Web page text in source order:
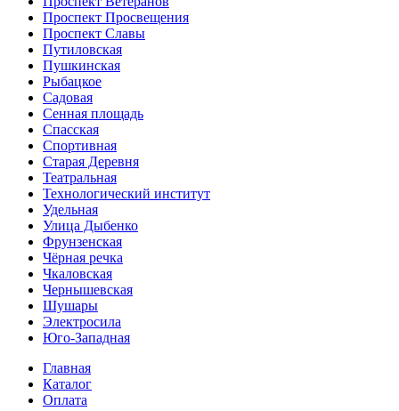
Проспект Просвещения
Проспект Славы
Путиловская
Пушкинская
Рыбацкое
Садовая
Сенная площадь
Спасская
Спортивная
Старая Деревня
Театральная
Технологический институт
Удельная
Улица Дыбенко
Фрунзенская
Чёрная речка
Чкаловская
Чернышевская
Шушары
Электросила
Юго-Западная
Главная
Каталог
Оплата